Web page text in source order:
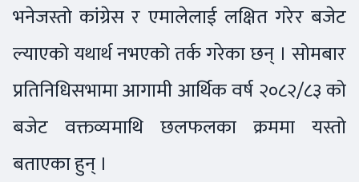
भनेजस्तो कांग्रेस र एमालेलाई लक्षित गरेर बजेट
ल्याएको यथार्थ नभएको तर्क गरेका छन् । सोमबार
प्रतिनिधिसभामा आगामी आर्थिक वर्ष २०८२/८३ को
बजेट वक्तव्यमाथि छलफलका क्रममा यस्तो
बताएका हुन् ।